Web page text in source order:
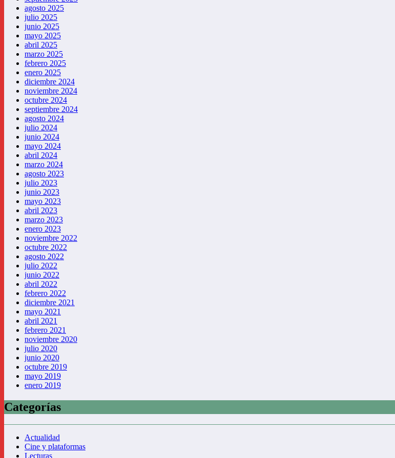
agosto 2025
julio 2025
junio 2025
mayo 2025
abril 2025
marzo 2025
febrero 2025
enero 2025
diciembre 2024
noviembre 2024
octubre 2024
septiembre 2024
agosto 2024
julio 2024
junio 2024
mayo 2024
abril 2024
marzo 2024
agosto 2023
julio 2023
junio 2023
mayo 2023
abril 2023
marzo 2023
enero 2023
noviembre 2022
octubre 2022
agosto 2022
julio 2022
junio 2022
abril 2022
febrero 2022
diciembre 2021
mayo 2021
abril 2021
febrero 2021
noviembre 2020
julio 2020
junio 2020
octubre 2019
mayo 2019
enero 2019
Categorías
Actualidad
Cine y plataformas
Lecturas